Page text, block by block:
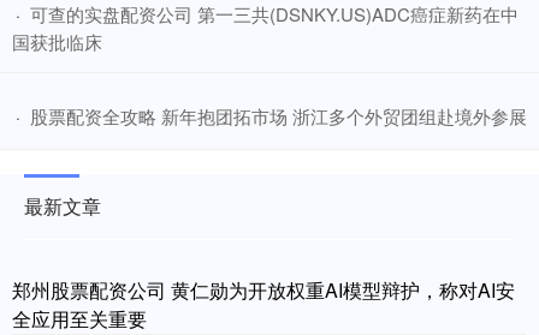
· ​可查的实盘配资公司 第一三共(DSNKY.US)ADC癌症新药在中
国获批临床
· ​股票配资全攻略 新年抱团拓市场 浙江多个外贸团组赴境外参展
最新文章
郑州股票配资公司 黄仁勋为开放权重AI模型辩护，称对AI安
全应用至关重要